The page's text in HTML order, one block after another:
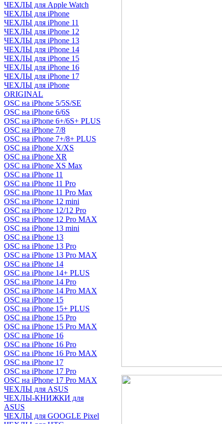
ЧЕХЛЫ для Apple Watch
ЧЕХЛЫ для iPhone
ЧЕХЛЫ для iPhone 11
ЧЕХЛЫ для iPhone 12
ЧЕХЛЫ для iPhone 13
ЧЕХЛЫ для iPhone 14
ЧЕХЛЫ для iPhone 15
ЧЕХЛЫ для iPhone 16
ЧЕХЛЫ для iPhone 17
ЧЕХЛЫ для iPhone
ORIGINAL
OSC на iPhone 5/5S/SE
OSC на iPhone 6/6S
OSC на iPhone 6+/6S+ PLUS
OSC на iPhone 7/8
OSC на iPhone 7+/8+ PLUS
OSC на iPhone X/XS
OSC на iPhone XR
OSC на iPhone XS Max
OSC на iPhone 11
OSC на iPhone 11 Pro
OSC на iPhone 11 Pro Max
OSC на iPhone 12 mini
OSC на iPhone 12/12 Pro
OSC на iPhone 12 Pro MAX
OSC на iPhone 13 mini
OSC на iPhone 13
OSC на iPhone 13 Pro
OSC на iPhone 13 Pro MAX
OSC на iPhone 14
OSC на iPhone 14+ PLUS
OSC на iPhone 14 Pro
OSC на iPhone 14 Pro MAX
OSC на iPhone 15
OSC на iPhone 15+ PLUS
OSC на iPhone 15 Pro
OSC на iPhone 15 Pro MAX
OSC на iPhone 16
OSC на iPhone 16 Pro
OSC на iPhone 16 Pro MAX
OSC на iPhone 17
OSC на iPhone 17 Pro
OSC на iPhone 17 Pro MAX
ЧЕХЛЫ для ASUS
ЧЕХЛЫ-КНИЖКИ для
ASUS
ЧЕХЛЫ для GOOGLE Pixel